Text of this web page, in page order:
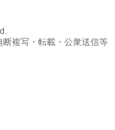
複写・転載・公衆送信等